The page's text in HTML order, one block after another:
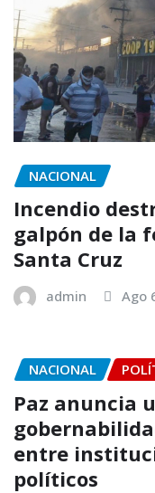
NACIONAL
Incendio
galpón de la
Santa Cruz
admin Ago
NACIONAL
Paz anuncia
entre
políticos